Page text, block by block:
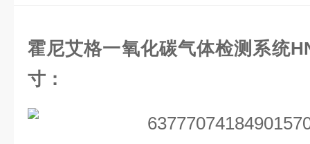
霍尼艾格一氧化碳气体检测系统
寸：